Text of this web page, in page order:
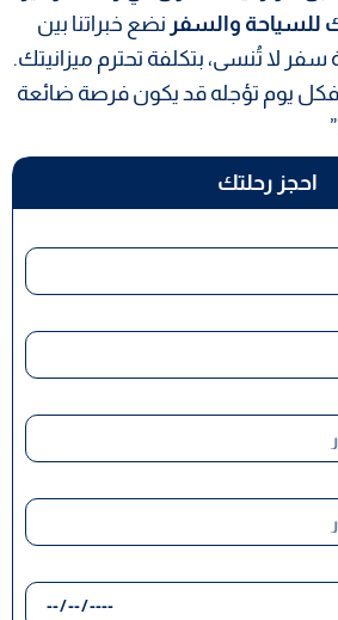
احجز رحلتك
والسفر نضع خبراتنا بين
لا تُنسى، بتكلفة تحترم ميزانيتك.
فكل يوم تؤجله قد يكون فرصة ضائعة